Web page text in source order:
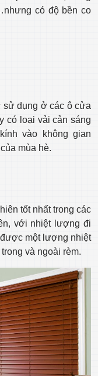
có độ bền co
sử dụng ở các ô cửa
có loại vải cản sáng
vào không gian
mùa hè.
tốt nhất trong các
với nhiệt lượng đi
một lượng nhiệt
và ngoài rèm.